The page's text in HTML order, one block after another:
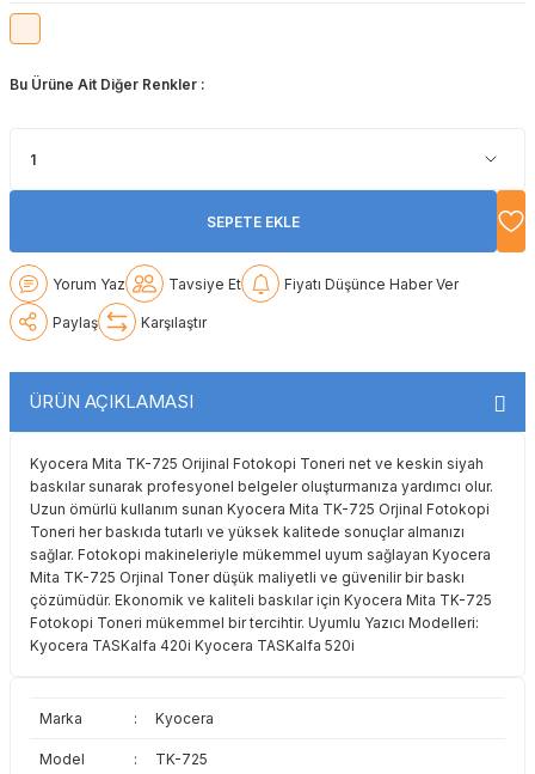
Sharp
Toshiba
Triumph Adler
Toshiba
Triumph Adler
Utax
Bu Ürüne Ait Diğer Renkler :
SEPETE EKLE
Yorum Yaz Tavsiye Et Fiyatı Düşünce Haber Ver
Paylaş Karşılaştır
ÜRÜN AÇIKLAMASI
Kyocera Mita TK-725 Orijinal Fotokopi Toneri net ve keskin siyah
baskılar sunarak profesyonel belgeler oluşturmanıza yardımcı olur.
Uzun ömürlü kullanım sunan Kyocera Mita TK-725 Orjinal Fotokopi
Toneri her baskıda tutarlı ve yüksek kalitede sonuçlar almanızı
sağlar. Fotokopi makineleriyle mükemmel uyum sağlayan Kyocera
Mita TK-725 Orjinal Toner düşük maliyetli ve güvenilir bir baskı
çözümüdür. Ekonomik ve kaliteli baskılar için Kyocera Mita TK-725
Fotokopi Toneri mükemmel bir tercihtir. Uyumlu Yazıcı Modelleri:
Kyocera TASKalfa 420i Kyocera TASKalfa 520i
Marka : Kyocera
Model : TK-725